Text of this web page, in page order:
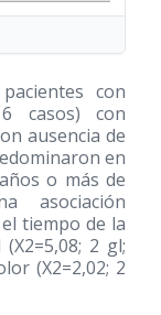
con
casos) con
ausencia de
en
o más de
asociación
tiempo de la
2 gl;
(X2=2,02; 2